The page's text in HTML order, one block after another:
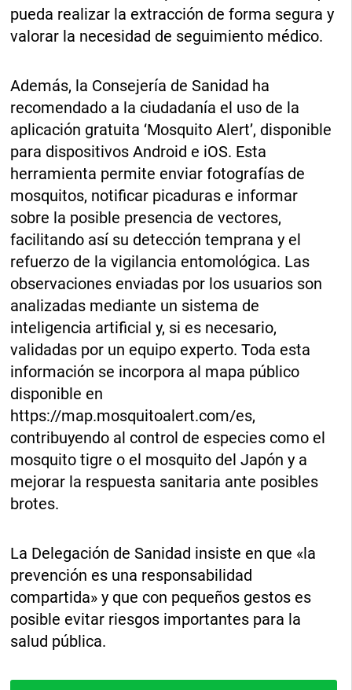
pueda realizar la extracción de forma segura y
valorar la necesidad de seguimiento médico.
Además, la Consejería de Sanidad ha
recomendado a la ciudadanía el uso de la
aplicación gratuita ‘Mosquito Alert’, disponible
para dispositivos Android e iOS. Esta
herramienta permite enviar fotografías de
mosquitos, notificar picaduras e informar
sobre la posible presencia de vectores,
facilitando así su detección temprana y el
refuerzo de la vigilancia entomológica. Las
observaciones enviadas por los usuarios son
analizadas mediante un sistema de
inteligencia artificial y, si es necesario,
validadas por un equipo experto. Toda esta
información se incorpora al mapa público
disponible en
https://map.mosquitoalert.com/es,
contribuyendo al control de especies como el
mosquito tigre o el mosquito del Japón y a
mejorar la respuesta sanitaria ante posibles
brotes.
La Delegación de Sanidad insiste en que «la
prevención es una responsabilidad
compartida» y que con pequeños gestos es
posible evitar riesgos importantes para la
salud pública.